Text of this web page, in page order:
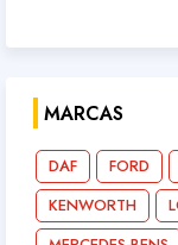
MARCAS
DAF FORD
KENWORTH